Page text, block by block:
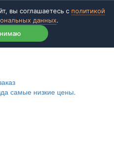
вы соглашаетесь с политикой
данных.
самые низкие цены.